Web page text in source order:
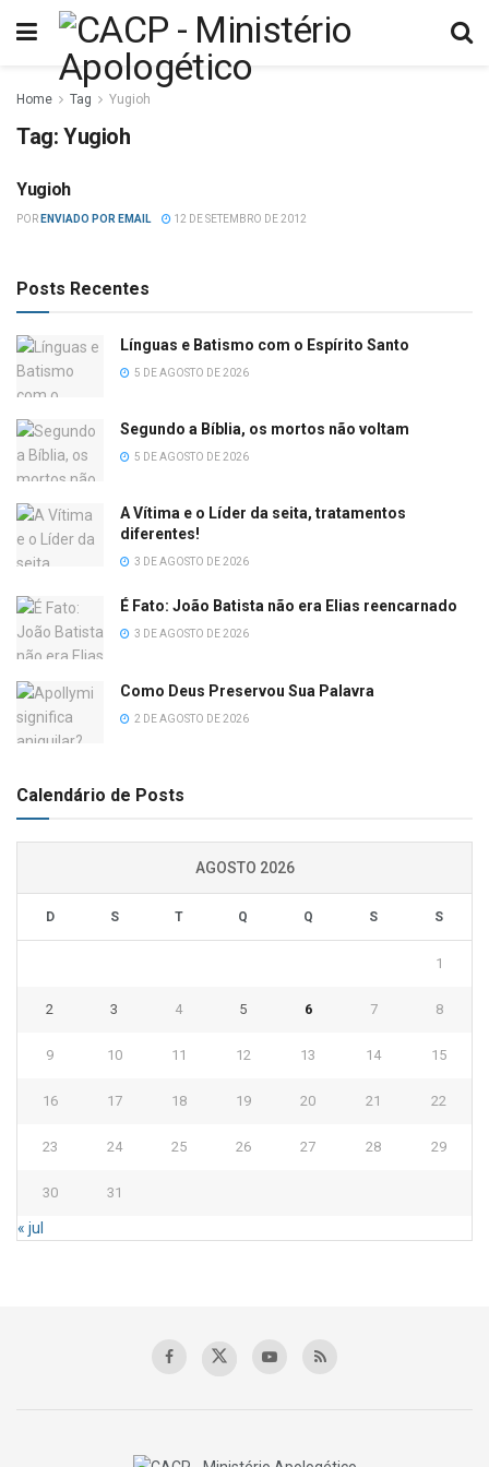
Home Tag Yugioh
Tag: Yugioh
DIVERSOS
Yugioh
POR ENVIADO POR EMAIL 12 DE SETEMBRO DE 2012
Posts Recentes
Línguas e Batismo com o Espírito Santo
5 DE AGOSTO DE 2026
Segundo a Bíblia, os mortos não voltam
5 DE AGOSTO DE 2026
A Vítima e o Líder da seita, tratamentos
diferentes!
3 DE AGOSTO DE 2026
É Fato: João Batista não era Elias reencarnado
3 DE AGOSTO DE 2026
Como Deus Preservou Sua Palavra
2 DE AGOSTO DE 2026
Calendário de Posts
AGOSTO 2026
D S T Q Q S S
1
2 3 4 5 6 7 8
9 10 11 12 13 14 15
16 17 18 19 20 21 22
23 24 25 26 27 28 29
30 31
« jul